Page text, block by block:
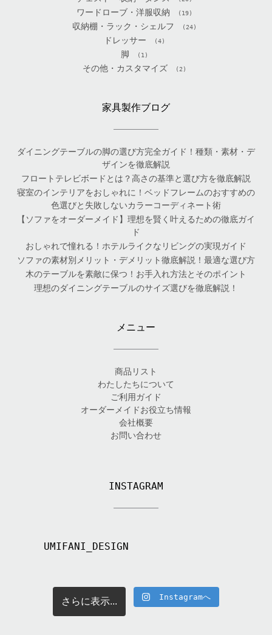
ワードローブ・洋服収納 (19)
収納棚・ラック・シェルフ (24)
ドレッサー (4)
脚 (1)
その他・カスタマイズ (2)
家具製作ブログ
ダイニングテーブルの脚の選び方完全ガイド！種類・素材・デ
ザインを徹底解説
フロートテレビボードとは？高さの基準と選び方を徹底解説
寝室のインテリアをおしゃれに！ベッドフレームのおすすめの
色選びと失敗しないカラーコーディネート術
【ソファをオーダーメイド】理想を賢く叶えるための徹底ガイ
ド
おしゃれで憧れる！ホテルライクなリビングの実現ガイド
ソファの素材別メリット・デメリット徹底解説！最適な選び方
木のテーブルを素敵に保つ！お手入れ方法とそのポイント
理想のダイニングテーブルのサイズ選びを徹底解説！
メニュー
商品リスト
わたしたちについて
ご利用ガイド
オーダーメイドお役立ち情報
会社概要
お問い合わせ
INSTAGRAM
UMIFANI_DESIGN
さらに表示... Instagramへ